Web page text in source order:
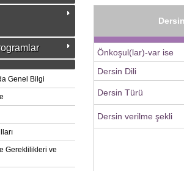
Genel Bilgi
Gereklilikleri ve
Önkoşul(lar)-var ise
Dersin Dili
Dersin Türü
Dersin verilme şekli